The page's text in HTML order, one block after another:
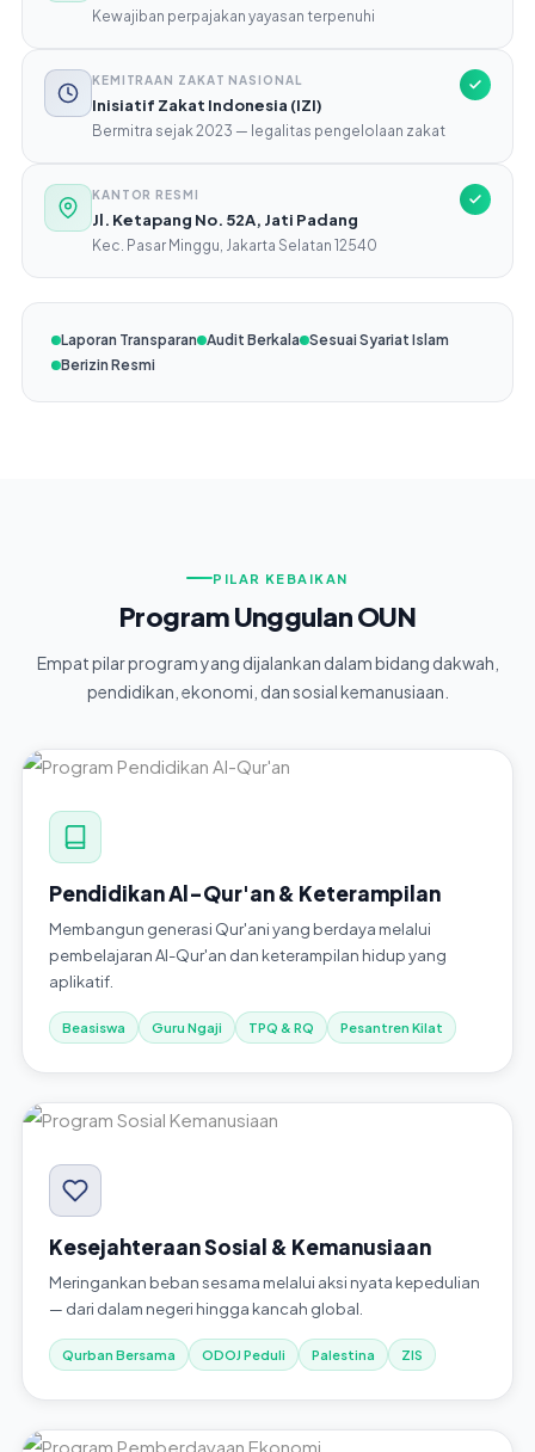
Kewajiban perpajakan yayasan terpenuhi
KEMITRAAN ZAKAT NASIONAL
Inisiatif Zakat Indonesia (IZI)
Bermitra sejak 2023 — legalitas pengelolaan zakat
KANTOR RESMI
Jl. Ketapang No. 52A, Jati Padang
Kec. Pasar Minggu, Jakarta Selatan 12540
Laporan Transparan Audit Berkala Sesuai Syariat Islam
Berizin Resmi
PILAR KEBAIKAN
Program Unggulan OUN
Empat pilar program yang dijalankan dalam bidang dakwah,
pendidikan, ekonomi, dan sosial kemanusiaan.
Pendidikan Al-Qur'an & Keterampilan
Membangun generasi Qur'ani yang berdaya melalui
pembelajaran Al-Qur'an dan keterampilan hidup yang
aplikatif.
Beasiswa Guru Ngaji TPQ & RQ Pesantren Kilat
Kesejahteraan Sosial & Kemanusiaan
Meringankan beban sesama melalui aksi nyata kepedulian
— dari dalam negeri hingga kancah global.
Qurban Bersama ODOJ Peduli Palestina ZIS